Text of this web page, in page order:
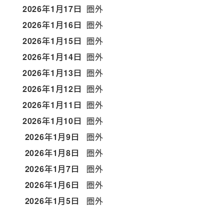
2026年1月17日 圏外
2026年1月16日 圏外
2026年1月15日 圏外
2026年1月14日 圏外
2026年1月13日 圏外
2026年1月12日 圏外
2026年1月11日 圏外
2026年1月10日 圏外
2026年1月9日
圏外
2026年1月8日
圏外
2026年1月7日
圏外
2026年1月6日
圏外
2026年1月5日
圏外